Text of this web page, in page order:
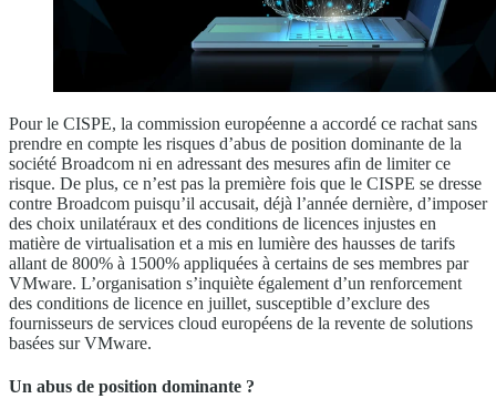
Pour le CISPE, la commission européenne a accordé ce rachat sans
prendre en compte les risques d’abus de position dominante de la
société Broadcom ni en adressant des mesures afin de limiter ce
risque. De plus, ce n’est pas la première fois que le CISPE se dresse
contre Broadcom puisqu’il accusait, déjà l’année dernière, d’imposer
des choix unilatéraux et des conditions de licences injustes en
matière de virtualisation et a mis en lumière des hausses de tarifs
allant de 800% à 1500% appliquées à certains de ses membres par
VMware. L’organisation s’inquiète également d’un renforcement
des conditions de licence en juillet, susceptible d’exclure des
fournisseurs de services cloud européens de la revente de solutions
basées sur VMware.
Un abus de position dominante ?